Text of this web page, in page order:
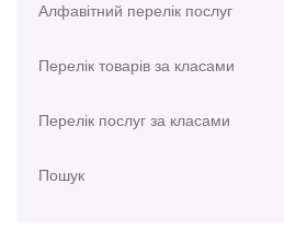
Алфавітний перелік послуг
Перелік товарів за класами
Перелік послуг за класами
Пошук